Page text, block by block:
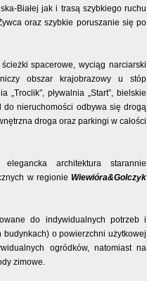
Białej jak i trasą szybkiego ruchu
oraz szybkie poruszanie się po
spacerowe, wyciąg narciarski
obszar krajobrazowy u stóp
pływalnia „Start”, bielskie
do nieruchomości odbywa się drogą
droga oraz parkingi w całości
architektura starannie
w regionie Wiewióra&Golczyk
do indywidualnych potrzeb i
o powierzchni użytkowej
ogródków, natomiast na
zimowe.